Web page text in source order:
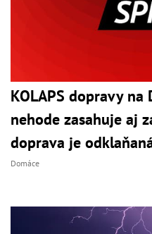
KOLAPS dopravy na
nehode zasahuje aj
doprava je
Domáce